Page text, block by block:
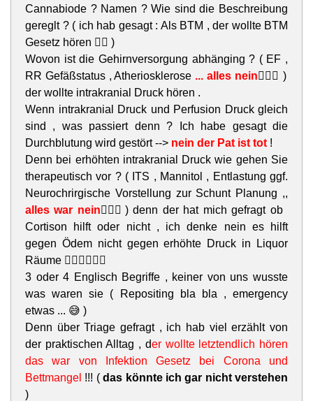
Cannabiode ? Namen ? Wie sind die Beschreibung
gereglt ? ( ich hab gesagt : Als BTM , der wollte BTM
Gesetz hören 😵‍💫 )
Wovon ist die Gehirnversorgung abhänging ? ( EF ,
RR Gefäßstatus , Atheriosklerose ... alles nein🤷🏻‍♀️ )
der wollte intrakranial Druck hören .
Wenn intrakranial Druck und Perfusion Druck gleich
sind , was passiert denn ? Ich habe gesagt die
Durchblutung wird gestört --> nein der Pat ist tot !
Denn bei erhöhten intrakranial Druck wie gehen Sie
therapeutisch vor ? ( ITS , Mannitol , Entlastung ggf.
Neurochrirgische Vorstellung zur Schunt Planung ,,
alles war nein🤷🏻‍♀️) denn der hat mich gefragt ob
Cortison hilft oder nicht , ich denke nein es hilft
gegen Ödem nicht gegen erhöhte Druck in Liquor
Räume 🤷🏻‍♀️🤷🏻‍♀️
3 oder 4 Englisch Begriffe , keiner von uns wusste
was waren sie ( Repositing bla bla , emergency
etwas ... 😅 )
Denn über Triage gefragt , ich hab viel erzählt von
der praktischen Alltag , der wollte letztendlich hören
das war von Infektion Gesetz bei Corona und
Bettmangel !!! (das könnte ich gar nicht verstehen
)